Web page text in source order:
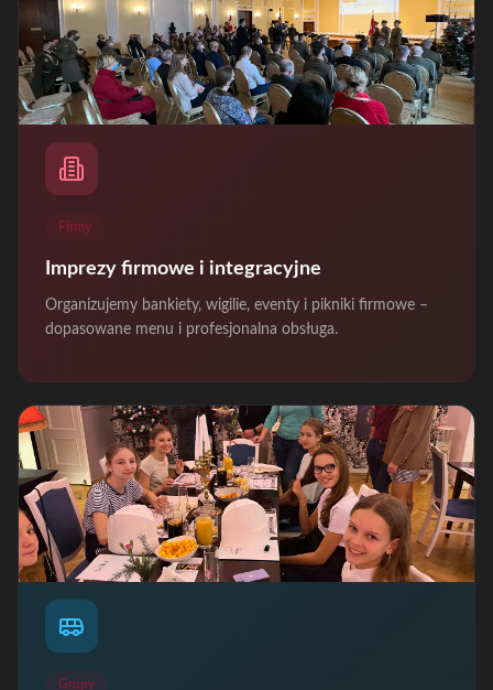
Firmy
Imprezy firmowe i integracyjne
Organizujemy bankiety, wigilie, eventy i pikniki firmowe –
dopasowane menu i profesjonalna obsługa.
Grupy